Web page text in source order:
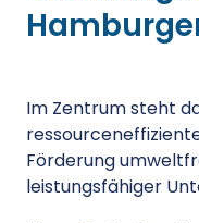
Im Zentrum steht
Förderung
leistungsfähiger